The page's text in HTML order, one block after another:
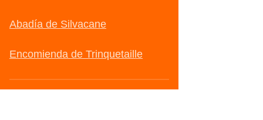
Abadía de Silvacane
Encomienda de Trinquetaille